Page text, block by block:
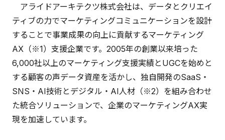
アライドアーキテクツ株式会社は、データとクリエイ
ティブの力でマーケティングコミュニケーションを設計
することで事業成果の向上に貢献するマーケティング
AX（※1）支援企業です。2005年の創業以来培った
6,000社以上のマーケティング支援実績とUGCを始めと
する顧客の声データ資産を活かし、独自開発のSaaS・
SNS・AI技術とデジタル・AI人材（※2）を組み合わせ
た統合ソリューションで、企業のマーケティングAX実
現を加速しています。